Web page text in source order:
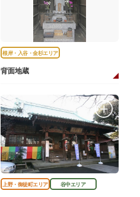
根岸・入谷・金杉エリア
背面地蔵
上野・御徒町エリア 谷中エリア